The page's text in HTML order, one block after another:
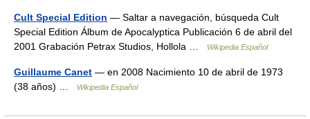
Cult Special Edition — Saltar a navegación, búsqueda Cult
Special Edition Álbum de Apocalyptica Publicación 6 de abril del
2001 Grabación Petrax Studios, Hollola …
Wikipedia Español
Guillaume Canet — en 2008 Nacimiento 10 de abril de 1973
(38 años) …
Wikipedia Español